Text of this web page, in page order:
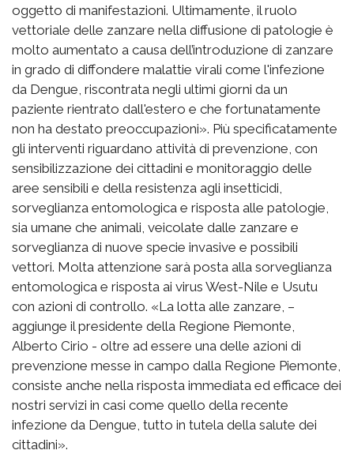
oggetto di manifestazioni. Ultimamente, il ruolo
vettoriale delle zanzare nella diffusione di patologie è
molto aumentato a causa dell’introduzione di zanzare
in grado di diffondere malattie virali come l'infezione
da Dengue, riscontrata negli ultimi giorni da un
paziente rientrato dall'estero e che fortunatamente
non ha destato preoccupazioni». Più specificatamente
gli interventi riguardano attività di prevenzione, con
sensibilizzazione dei cittadini e monitoraggio delle
aree sensibili e della resistenza agli insetticidi,
sorveglianza entomologica e risposta alle patologie,
sia umane che animali, veicolate dalle zanzare e
sorveglianza di nuove specie invasive e possibili
vettori. Molta attenzione sarà posta alla sorveglianza
entomologica e risposta ai virus West-Nile e Usutu
con azioni di controllo. «La lotta alle zanzare, –
aggiunge il presidente della Regione Piemonte,
Alberto Cirio - oltre ad essere una delle azioni di
prevenzione messe in campo dalla Regione Piemonte,
consiste anche nella risposta immediata ed efficace dei
nostri servizi in casi come quello della recente
infezione da Dengue, tutto in tutela della salute dei
cittadini».